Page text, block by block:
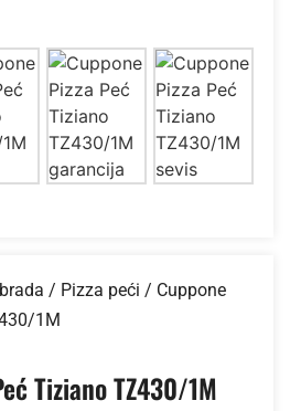
/ Pizza peći / Cuppone
1M
Tiziano TZ430/1M